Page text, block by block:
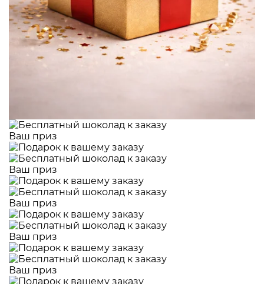
Ваш приз
Ваш приз
Ваш приз
Ваш приз
Ваш приз